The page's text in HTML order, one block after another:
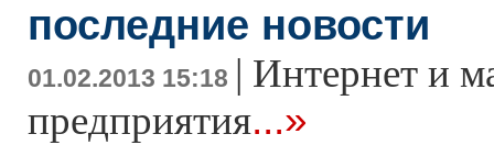
последние новости
01.02.2013 15:18 | Интернет и
предприятия...»